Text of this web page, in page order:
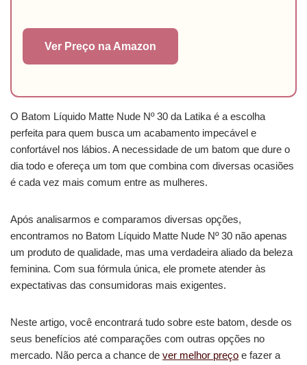
Ver Preço na Amazon
O Batom Líquido Matte Nude Nº 30 da Latika é a escolha
perfeita para quem busca um acabamento impecável e
confortável nos lábios. A necessidade de um batom que dure o
dia todo e ofereça um tom que combina com diversas ocasiões
é cada vez mais comum entre as mulheres.
Após analisarmos e comparamos diversas opções,
encontramos no Batom Líquido Matte Nude Nº 30 não apenas
um produto de qualidade, mas uma verdadeira aliado da beleza
feminina. Com sua fórmula única, ele promete atender às
expectativas das consumidoras mais exigentes.
Neste artigo, você encontrará tudo sobre este batom, desde os
seus benefícios até comparações com outras opções no
mercado. Não perca a chance de ver melhor preço e fazer a